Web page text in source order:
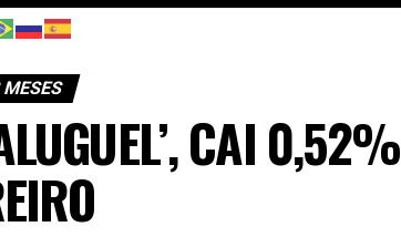
CAI 0,52%